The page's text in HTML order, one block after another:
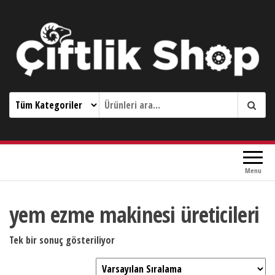
Çiftlik Shop 0533 644 3989
Menu
yem ezme makinesi üreticileri
Tek bir sonuç gösteriliyor